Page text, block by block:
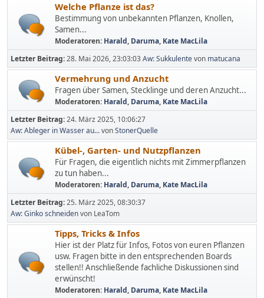
Welche Pflanze ist das?
Bestimmung von unbekannten Pflanzen, Knollen,
Samen...
Moderatoren: Harald, Daruma, Kate MacLila
Letzter Beitrag:28. Mai 2026, 23:03:03Aw: Sukkulentevon matucana
Vermehrung und Anzucht
Fragen über Samen, Stecklinge und deren Anzucht...
Moderatoren: Harald, Daruma, Kate MacLila
Letzter Beitrag:24. März 2025, 10:06:27
Aw: Ableger in Wasser au...vonStonerQuelle
Kübel-, Garten- und Nutzpflanzen
Für Fragen, die eigentlich nichts mit Zimmerpflanzen
zu tun haben...
Moderatoren: Harald, Daruma, Kate MacLila
Letzter Beitrag:25. März 2025, 08:30:37
Aw: Ginko schneidenvon LeaTom
Tipps, Tricks & Infos
Hier ist der Platz für Infos, Fotos von euren Pflanzen
usw. Fragen bitte in den entsprechenden Boards
stellen!! Anschließende fachliche Diskussionen sind
erwünscht!
Moderatoren: Harald, Daruma, Kate MacLila